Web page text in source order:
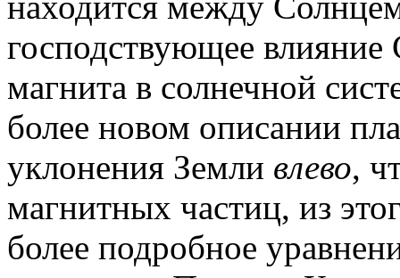
господствующее
магнита в солнечной
более новом описании
уклонения Земли влево,
магнитных частиц, из
более подробное